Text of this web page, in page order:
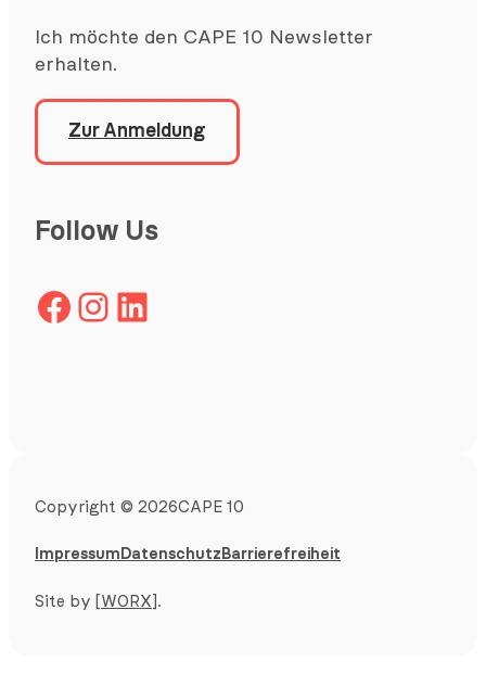
Ich möchte den CAPE 10 Newsletter
erhalten.
Zur Anmeldung
Follow Us
Facebook Instagram LinkedIn
Copyright © 2026CAPE 10
Impressum Datenschutz Barrierefreiheit
Site by [WORX] .